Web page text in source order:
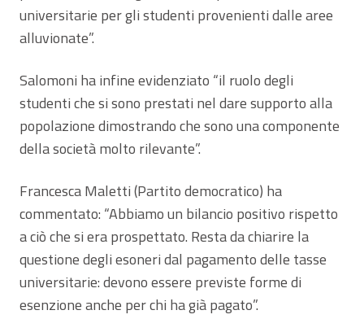
universitarie per gli studenti provenienti dalle aree
alluvionate”.
Salomoni ha infine evidenziato “il ruolo degli
studenti che si sono prestati nel dare supporto alla
popolazione dimostrando che sono una componente
della società molto rilevante”.
Francesca Maletti (Partito democratico) ha
commentato: “Abbiamo un bilancio positivo rispetto
a ciò che si era prospettato. Resta da chiarire la
questione degli esoneri dal pagamento delle tasse
universitarie: devono essere previste forme di
esenzione anche per chi ha già pagato”.